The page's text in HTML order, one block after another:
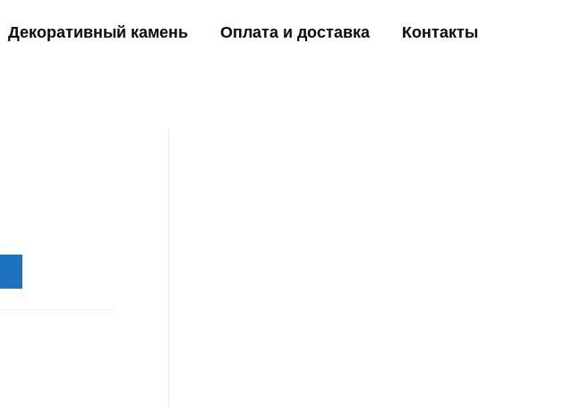
Декоративный камень Оплата и доставка Контакты